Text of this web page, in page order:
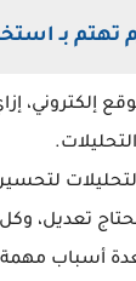
تهتم بـ
إلكتروني،
تعديل،
أسباب